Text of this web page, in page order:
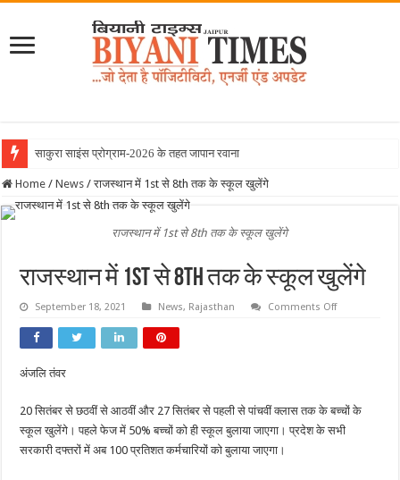
साकुरा साइंस प्रोग्राम-2026 के तहत जापान रवाना हुई बियानी
Home / News / राजस्थान में 1st से 8th तक के स्कूल खुलेंगे
राजस्थान में 1st से 8th तक के स्कूल खुलेंगे
राजस्थान में 1st से 8th तक के स्कूल खुलेंगे
September 18, 2021 News, Rajasthan Comments Offon
खुलेंगे
अंजलि तंवर
20 सितंबर से छठवीं से आठवीं और 27 सितंबर से पहली से पांचवीं क्लास तक के बच्चों के
स्कूल खुलेंगे। पहले फेज में 50% बच्चों को ही स्कूल बुलाया जाएगा। प्रदेश के सभी
सरकारी दफ्तरों में अब 100 प्रतिशत कर्मचारियों को बुलाया जाएगा।